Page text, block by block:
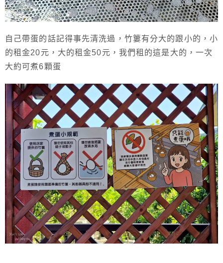
自己帶蛋的話記得事先清洗過，竹簍有分大的跟小的，小
的租金20元，大的租金50元，我們租的這是大的，一次
大約可煮6顆蛋